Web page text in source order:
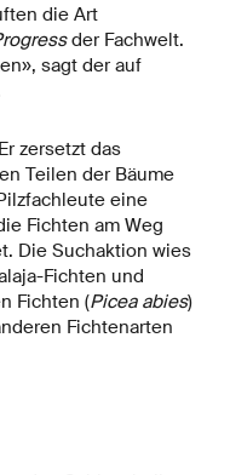
die Art
der Fachwelt.
sagt der auf
zersetzt das
Teilen der Bäume
eine
Fichten am Weg
Die Suchaktion wies
Fichten und
Fichten (Picea abies)
Fichtenarten